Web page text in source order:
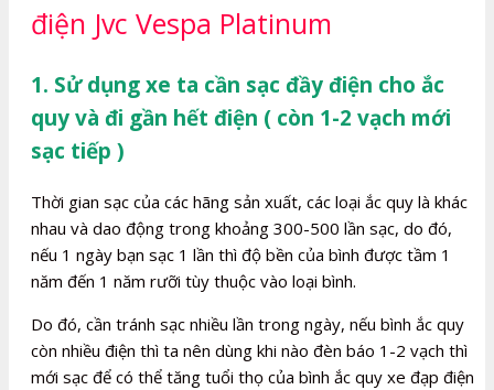
điện Jvc Vespa Platinum
1. Sử dụng xe ta cần sạc đầy điện cho ắc
quy và đi gần hết điện ( còn 1-2 vạch mới
sạc tiếp )
Thời gian sạc của các hãng sản xuất, các loại ắc quy là khác
nhau và dao động trong khoảng 300-500 lần sạc, do đó,
nếu 1 ngày bạn sạc 1 lần thì độ bền của bình được tầm 1
năm đến 1 năm rưỡi tùy thuộc vào loại bình.
Do đó, cần tránh sạc nhiều lần trong ngày, nếu bình ắc quy
còn nhiều điện thì ta nên dùng khi nào đèn báo 1-2 vạch thì
mới sạc để có thể tăng tuổi thọ của bình ắc quy xe đạp điện